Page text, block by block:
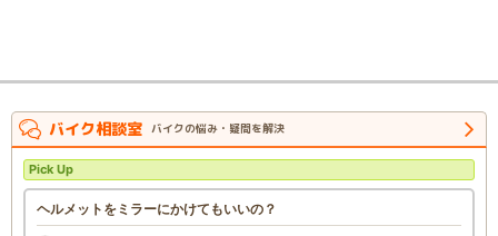
バイク相談室 バイクの悩み・疑問を解決
Pick Up
ヘルメットをミラーにかけてもいいの？